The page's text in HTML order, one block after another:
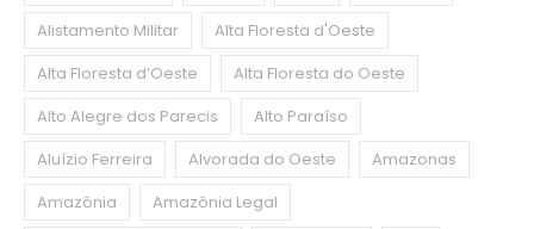
Alistamento Militar
Alta Floresta d'Oeste
Alta Floresta d’Oeste
Alta Floresta do Oeste
Alto Alegre dos Parecis
Alto Paraíso
Aluízio Ferreira
Alvorada do Oeste
Amazonas
Amazônia
Amazônia Legal